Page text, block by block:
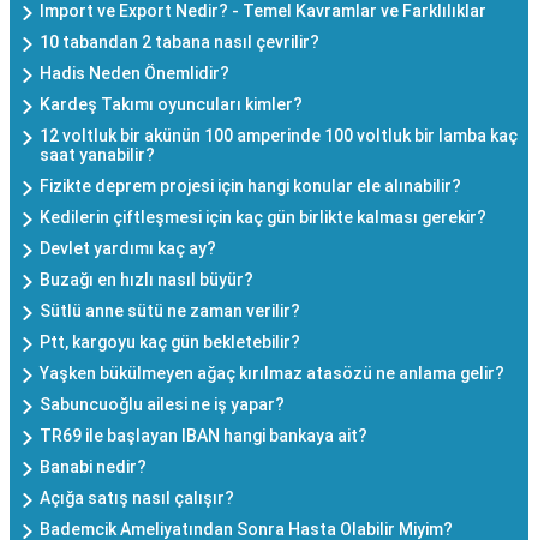
Import ve Export Nedir? - Temel Kavramlar ve Farklılıklar
10 tabandan 2 tabana nasıl çevrilir?
Hadis Neden Önemlidir?
Kardeş Takımı oyuncuları kimler?
12 voltluk bir akünün 100 amperinde 100 voltluk bir lamba kaç
saat yanabilir?
Fizikte deprem projesi için hangi konular ele alınabilir?
Kedilerin çiftleşmesi için kaç gün birlikte kalması gerekir?
Devlet yardımı kaç ay?
Buzağı en hızlı nasıl büyür?
Sütlü anne sütü ne zaman verilir?
Ptt, kargoyu kaç gün bekletebilir?
Yaşken bükülmeyen ağaç kırılmaz atasözü ne anlama gelir?
Sabuncuoğlu ailesi ne iş yapar?
TR69 ile başlayan IBAN hangi bankaya ait?
Banabi nedir?
Açığa satış nasıl çalışır?
Bademcik Ameliyatından Sonra Hasta Olabilir Miyim?